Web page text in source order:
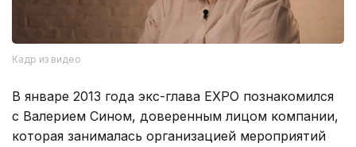
Кадр из видео
В январе 2013 года экс-глава EXPO познакомился
с Валерием Сином, доверенным лицом компании,
которая занималась организацией мероприятий